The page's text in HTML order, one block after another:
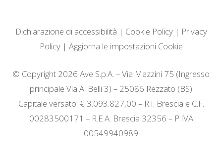
Dichiarazione di accessibilità | Cookie Policy| Privacy
Policy| Aggiorna le impostazioni Cookie
© Copyright 2026 Ave S.p.A. – Via Mazzini 75 (Ingresso
principale Via A. Belli 3) – 25086 Rezzato (BS)
Capitale versato: € 3.093.827,00 – R.I. Brescia e C.F.
00283500171 – R.E.A. Brescia 32356 – P.IVA
00549940989